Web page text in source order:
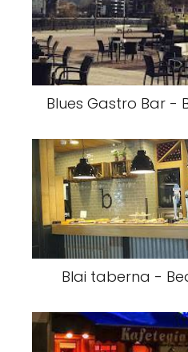
Blues Gastro Bar -
Blai taberna -